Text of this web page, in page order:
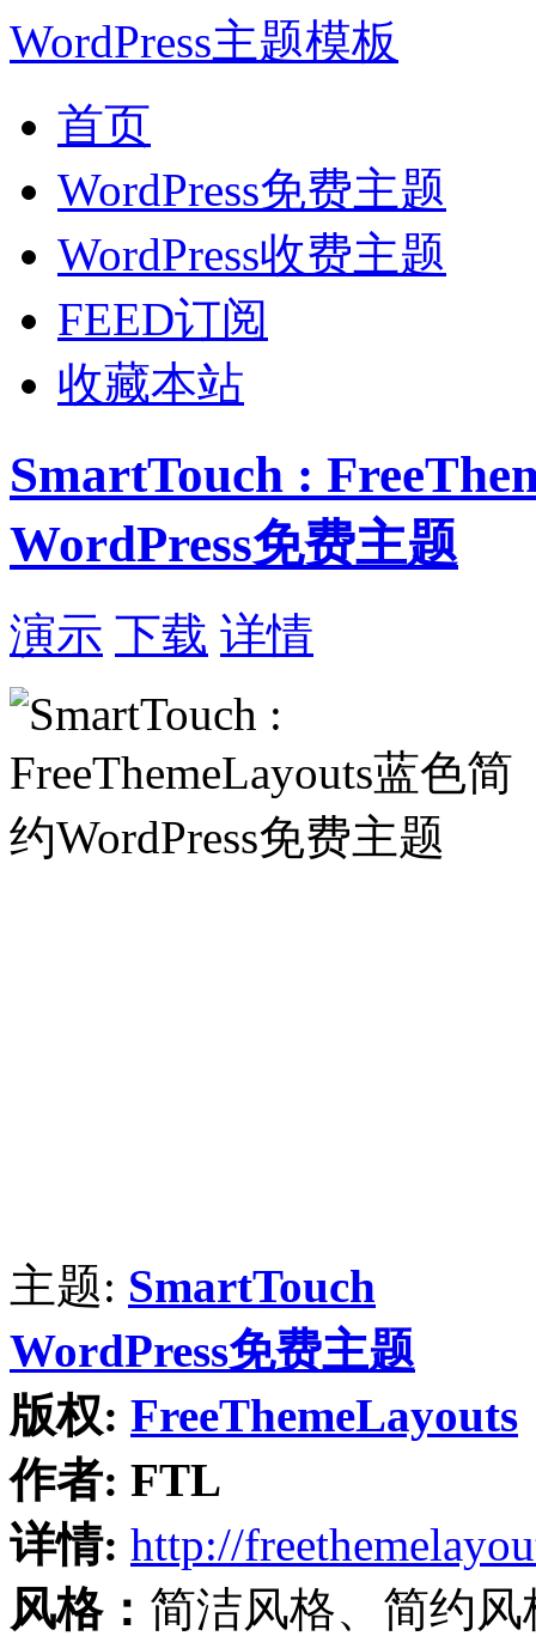
WordPress主题模板
首页
WordPress免费主题
WordPress收费主题
FEED订阅
收藏本站
SmartTouch :
WordPress免费主题
演示 下载 详情
主题: SmartTouch
WordPress免费主题
版权: FreeThemeLayouts
作者: FTL
详情: http://
风格： 简洁风格、简约风